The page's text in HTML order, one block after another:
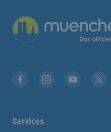
Services